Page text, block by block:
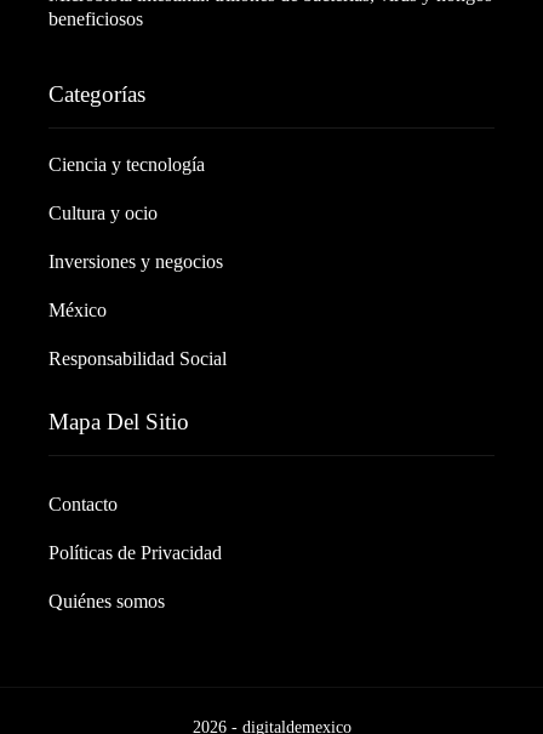
beneficiosos
Categorías
Ciencia y tecnología
Cultura y ocio
Inversiones y negocios
México
Responsabilidad Social
Mapa Del Sitio
Contacto
Políticas de Privacidad
Quiénes somos
2026 - digitaldemexico